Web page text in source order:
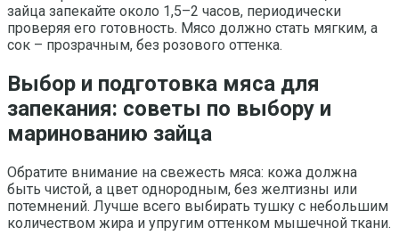
зайца запекайте около 1,5–2 часов, периодически
проверяя его готовность. Мясо должно стать мягким, а
сок – прозрачным, без розового оттенка.
Выбор и подготовка мяса для
запекания: советы по выбору и
маринованию зайца
Обратите внимание на свежесть мяса: кожа должна
быть чистой, а цвет однородным, без желтизны или
потемнений. Лучше всего выбирать тушку с небольшим
количеством жира и упругим оттенком мышечной ткани.